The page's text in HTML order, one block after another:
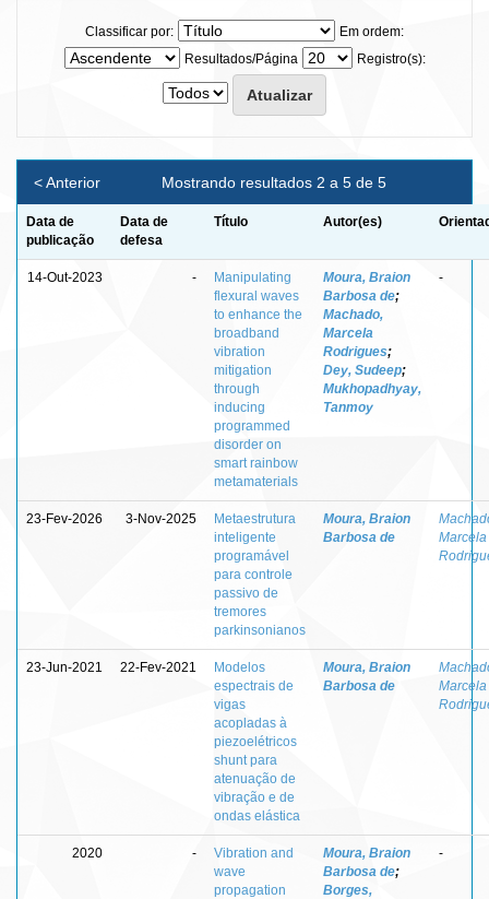
Classificar por:
Em ordem:
Resultados/Página
Registro(s):
Mostrando resultados 2 a 5 de 5
< Anterior
Data de
publicação
Data de
defesa
Título Autor(es)
14-Out-2023 -
Manipulating
flexural waves
to enhance the
broadband
vibration
mitigation
through
inducing
programmed
disorder on
smart rainbow
metamaterials
Moura, Braion
Barbosa de;
Machado,
Marcela
Rodrigues;
Dey, Sudeep;
Mukhopadhyay,
Tanmoy
-
23-Fev-2026 3-Nov-2025
Metaestrutura
inteligente
programável
para controle
passivo de
tremores
parkinsonianos
Moura, Braion
Barbosa de
Marcela
23-Jun-2021 22-Fev-2021
Modelos
espectrais de
vigas
acopladas à
piezoelétricos
shunt para
atenuação de
vibração e de
ondas elástica
Moura, Braion
Barbosa de
Marcela
2020 -
Vibration and
wave
propagation
Moura, Braion
Barbosa de;
Borges,
-